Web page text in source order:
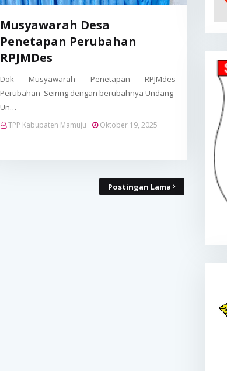
Musyawarah Desa
Penetapan Perubahan
RPJMDes
Dok Musyawarah Penetapan RPJMdes
Perubahan Seiring dengan berubahnya Undang-
Un…
TPP Kabupaten Mamuju Oktober 19, 2025
Postingan Lama